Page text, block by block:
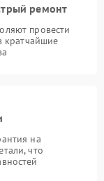
ремонт
провести
кратчайшие
на
что